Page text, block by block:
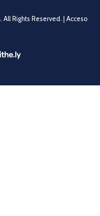
Rights Reserved. | Acceso